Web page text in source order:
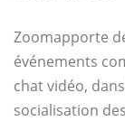
Zoomapporte
événements
chat vidéo,
socialisation